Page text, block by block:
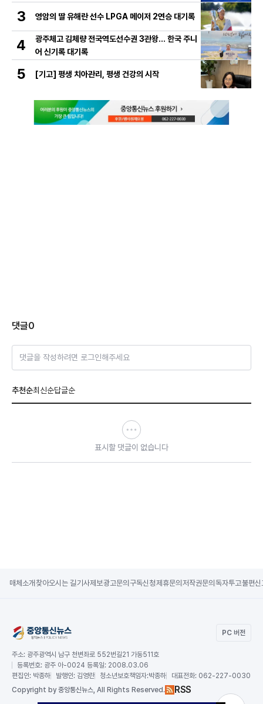
3 영암의 딸 유해란 선수 LPGA 메이저 2연승 대기록
4
광주체고 김체량 전국역도선수권 3관왕… 한국 주니
어 신기록 대기록
5 [기고] 평생 치아관리, 평생 건강의 시작
댓글0
댓글을 작성하려면 로그인해주세요
추천순최신순답글순
표시할 댓글이 없습니다
매체소개 찾아오시는 길기사제보광고문의 구독신청제휴문의 저작권문의 독자투고불편신
PC 버전
주소: 광주광역시 남구 천변좌로 552번길21 가동511호
등록번호: 광주 아-0024 등록일: 2008.03.06
편집인: 박종하 발행인: 김영란 청소년보호책임자:박종하 대표전화: 062-227-0030
Copyright by 중앙통신뉴스, All Rights Reserved. RSS